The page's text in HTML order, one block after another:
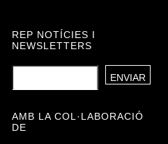
REP NOTÍCIES I
NEWSLETTERS
AMB LA COL·LABORACIÓ
DE